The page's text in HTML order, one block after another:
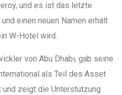
und es ist das letzte
einen neuen Namen erhält
W-Hotel wird.
von Abu Dhabi, gab seine
als Teil des Asset
und zeigt die Unterstützung